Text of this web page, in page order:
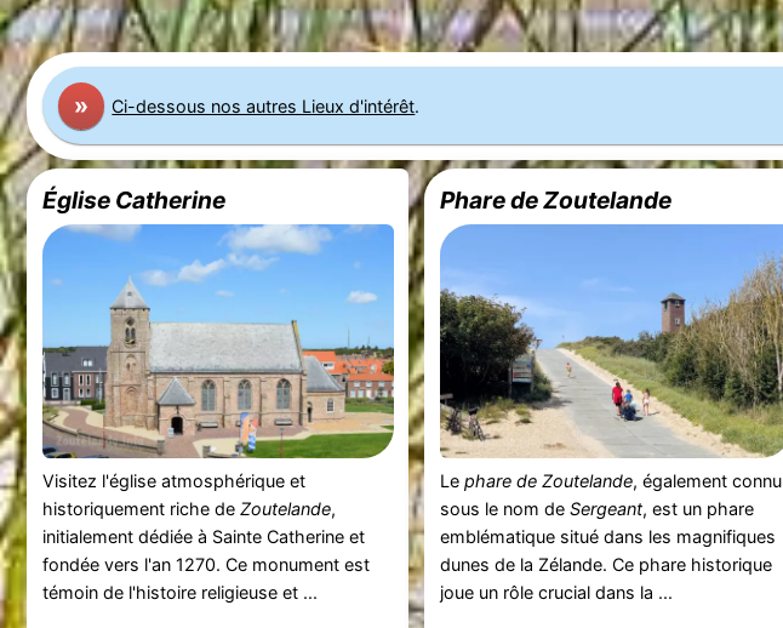
» Ci-dessous nos autres Lieux d'intérêt.
Église Catherine
Visitez l'église atmosphérique et
historiquement riche de Zoutelande,
initialement dédiée à Sainte Catherine et
fondée vers l'an 1270. Ce monument est
témoin de l'histoire religieuse et ...
Phare de Zoutelande
Le phare de Zoutelande, également connu
sous le nom de Sergeant, est un phare
emblématique situé dans les magnifiques
dunes de la Zélande. Ce phare historique
joue un rôle crucial dans la ...